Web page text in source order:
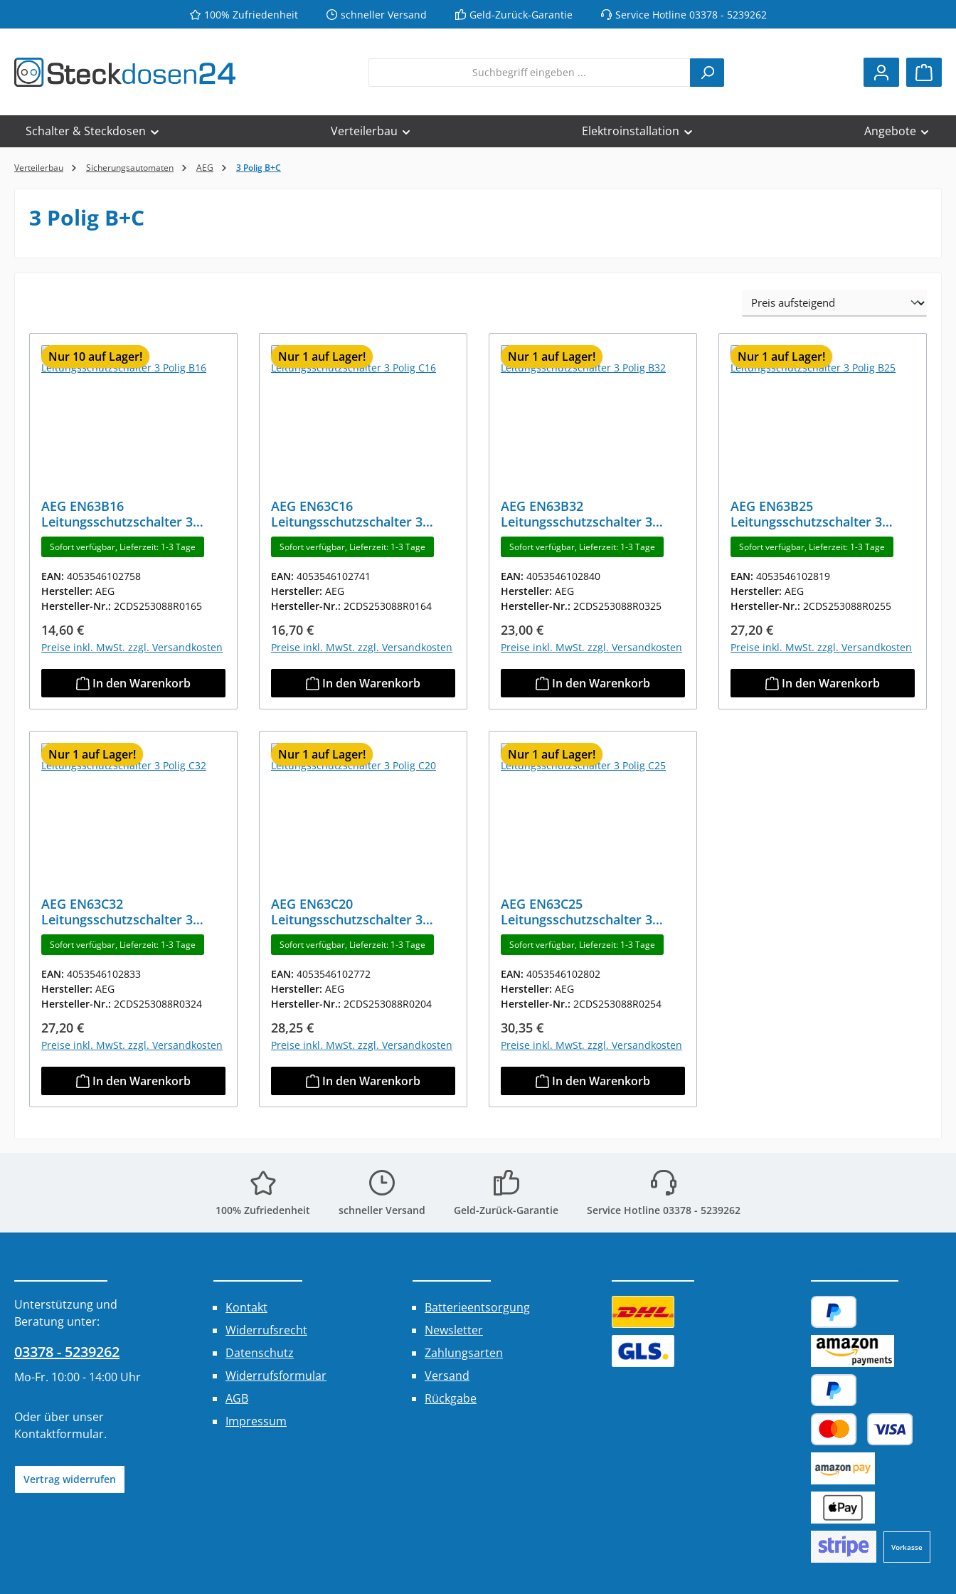
100% Zufriedenheit schneller Versand Geld-Zurück-Garantie Service Hotline 03378 - 5239262
Schalter & Steckdosen Verteilerbau Elektroinstallation Angebote
Verteilerbau Sicherungsautomaten AEG 3 Polig B+C
3 Polig B+C
Nur 10 auf Lager!
AEG EN63B16
Leitungsschutzschalter 3
Polig B16
Sofort verfügbar, Lieferzeit: 1-3 Tage
EAN: 4053546102758
Hersteller: AEG
Hersteller-Nr.: 2CDS253088R0165
Regulärer Preis:
14,60 €
Preise inkl. MwSt. zzgl. Versandkosten
In den Warenkorb
Nur 1 auf Lager!
AEG EN63C16
Leitungsschutzschalter 3
Polig C16
Sofort verfügbar, Lieferzeit: 1-3 Tage
EAN: 4053546102741
Hersteller: AEG
Hersteller-Nr.: 2CDS253088R0164
Regulärer Preis:
16,70 €
Preise inkl. MwSt. zzgl. Versandkosten
In den Warenkorb
Nur 1 auf Lager!
AEG EN63B32
Leitungsschutzschalter 3
Polig B32
Sofort verfügbar, Lieferzeit: 1-3 Tage
EAN: 4053546102840
Hersteller: AEG
Hersteller-Nr.: 2CDS253088R0325
Regulärer Preis:
23,00 €
Preise inkl. MwSt. zzgl. Versandkosten
In den Warenkorb
Nur 1 auf Lager!
AEG EN63B25
Leitungsschutzschalter 3
Polig B25
Sofort verfügbar, Lieferzeit: 1-3 Tage
EAN: 4053546102819
Hersteller: AEG
Hersteller-Nr.: 2CDS253088R0255
Regulärer Preis:
27,20 €
Preise inkl. MwSt. zzgl. Versandkosten
In den Warenkorb
Nur 1 auf Lager!
AEG EN63C32
Leitungsschutzschalter 3
Polig C32
Sofort verfügbar, Lieferzeit: 1-3 Tage
EAN: 4053546102833
Hersteller: AEG
Hersteller-Nr.: 2CDS253088R0324
Regulärer Preis:
27,20 €
Preise inkl. MwSt. zzgl. Versandkosten
In den Warenkorb
Nur 1 auf Lager!
AEG EN63C20
Leitungsschutzschalter 3
Polig C20
Sofort verfügbar, Lieferzeit: 1-3 Tage
EAN: 4053546102772
Hersteller: AEG
Hersteller-Nr.: 2CDS253088R0204
Regulärer Preis:
28,25 €
Preise inkl. MwSt. zzgl. Versandkosten
In den Warenkorb
Nur 1 auf Lager!
AEG EN63C25
Leitungsschutzschalter 3
Polig C25
Sofort verfügbar, Lieferzeit: 1-3 Tage
EAN: 4053546102802
Hersteller: AEG
Hersteller-Nr.: 2CDS253088R0254
Regulärer Preis:
30,35 €
Preise inkl. MwSt. zzgl. Versandkosten
In den Warenkorb
100% Zufriedenheit schneller Versand Geld-Zurück-Garantie Service Hotline 03378 - 5239262
Unterstützung und
Beratung unter:
03378 - 5239262
Mo-Fr. 10:00 - 14:00 Uhr
Oder über unser
Kontaktformular.
Vertrag widerrufen
Kontakt
Widerrufsrecht
Datenschutz
Widerrufsformular
AGB
Impressum
Batterieentsorgung
Newsletter
Zahlungsarten
Versand
Rückgabe
Benutzerdefiniertes Bild 1 PayPal
Amazon Pay
Später Bezahlen
Kredit- oder Debitkarte
Vorkasse
Benutzerdefiniertes Bild 1
Benutzerdefiniertes Bild 2